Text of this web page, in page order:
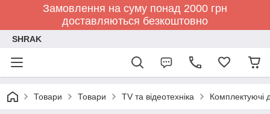
Замовлення на суму понад 2000 грн
доставляються безкоштовно
SHRAK
Товари Товари TV та відеотехніка Комплектуючі